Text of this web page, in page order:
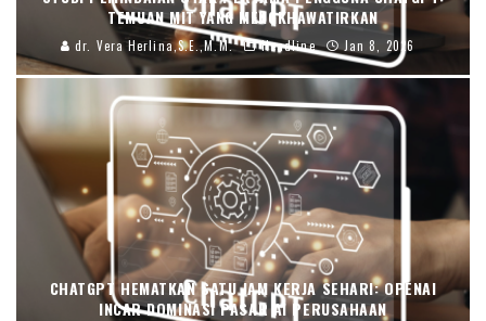
TEMUAN MIT YANG MENGKHAWATIRKAN
dr. Vera Herlina,S.E.,M.M. Headline Jan 8, 2026
CHATGPT HEMATKAN SATU JAM KERJA SEHARI: OPENAI
INCAR DOMINASI PASAR AI PERUSAHAAN